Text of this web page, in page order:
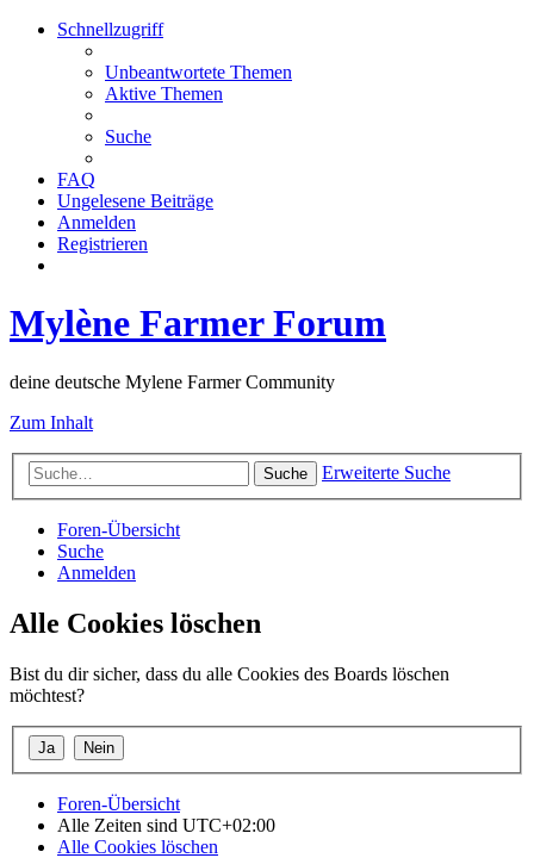
Schnellzugriff
Unbeantwortete Themen
Aktive Themen
Suche
FAQ
Ungelesene Beiträge
Anmelden
Registrieren
Mylène Farmer Forum
deine deutsche Mylene Farmer Community
Zum Inhalt
Suche Erweiterte Suche
Foren-Übersicht
Suche
Anmelden
Alle Cookies löschen
Bist du dir sicher, dass du alle Cookies des Boards löschen
möchtest?
Foren-Übersicht
Alle Zeiten sind UTC+02:00
Alle Cookies löschen